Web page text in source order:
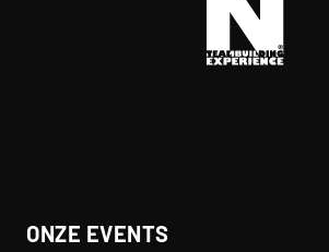
ONZE EVENTS